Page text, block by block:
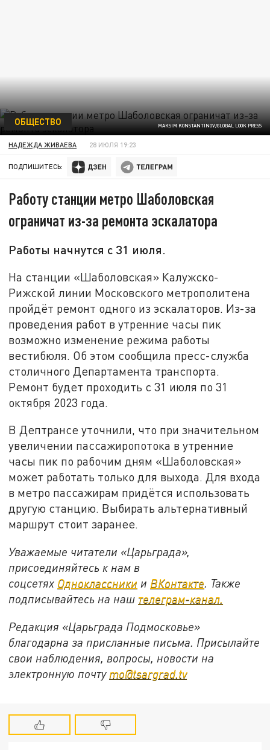
MAKSIM KONSTANTINOV/GLOBAL LOOK PRESS
ОБЩЕСТВО
НАДЕЖДА ЖИВАЕВА 28 ИЮЛЯ 19:23
ПОДПИШИТЕСЬ:
Работу станции метро Шаболовская
ограничат из-за ремонта эскалатора
Работы начнутся с 31 июля.
На станции «Шаболовская» Калужско-
Рижской линии Московского метрополитена
пройдёт ремонт одного из эскалаторов. Из-за
проведения работ в утренние часы пик
возможно изменение режима работы
вестибюля. Об этом сообщила пресс-служба
столичного Департамента транспорта.
Ремонт будет проходить с 31 июля по 31
октября 2023 года.
В Дептрансе уточнили, что при значительном
увеличении пассажиропотока в утренние
часы пик по рабочим дням «Шаболовская»
может работать только для выхода. Для входа
в метро пассажирам придётся использовать
другую станцию. Выбирать альтернативный
маршрут стоит заранее.
Уважаемые читатели «Царьграда»,
присоединяйтесь к нам в
соцсетях Одноклассники и ВКонтакте. Также
подписывайтесь на наш телеграм-канал.
Редакция «Царьграда Подмосковье»
благодарна за присланные письма. Присылайте
свои наблюдения, вопросы, новости на
электронную почту mo@tsargrad.tv